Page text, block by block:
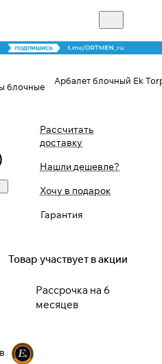
блочные
Арбалет блочный Ek
Рассчитать
доставку
Нашли дешевле?
Хочу в подарок
Гарантия
Товар участвует в акции
Рассрочка на 6
месяцев
заказа
оплаты